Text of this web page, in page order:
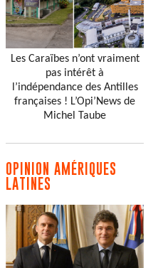
Les Caraïbes n’ont vraiment
pas intérêt à
l’indépendance des Antilles
françaises ! L’Opi’News de
Michel Taube
OPINION AMÉRIQUES
LATINES